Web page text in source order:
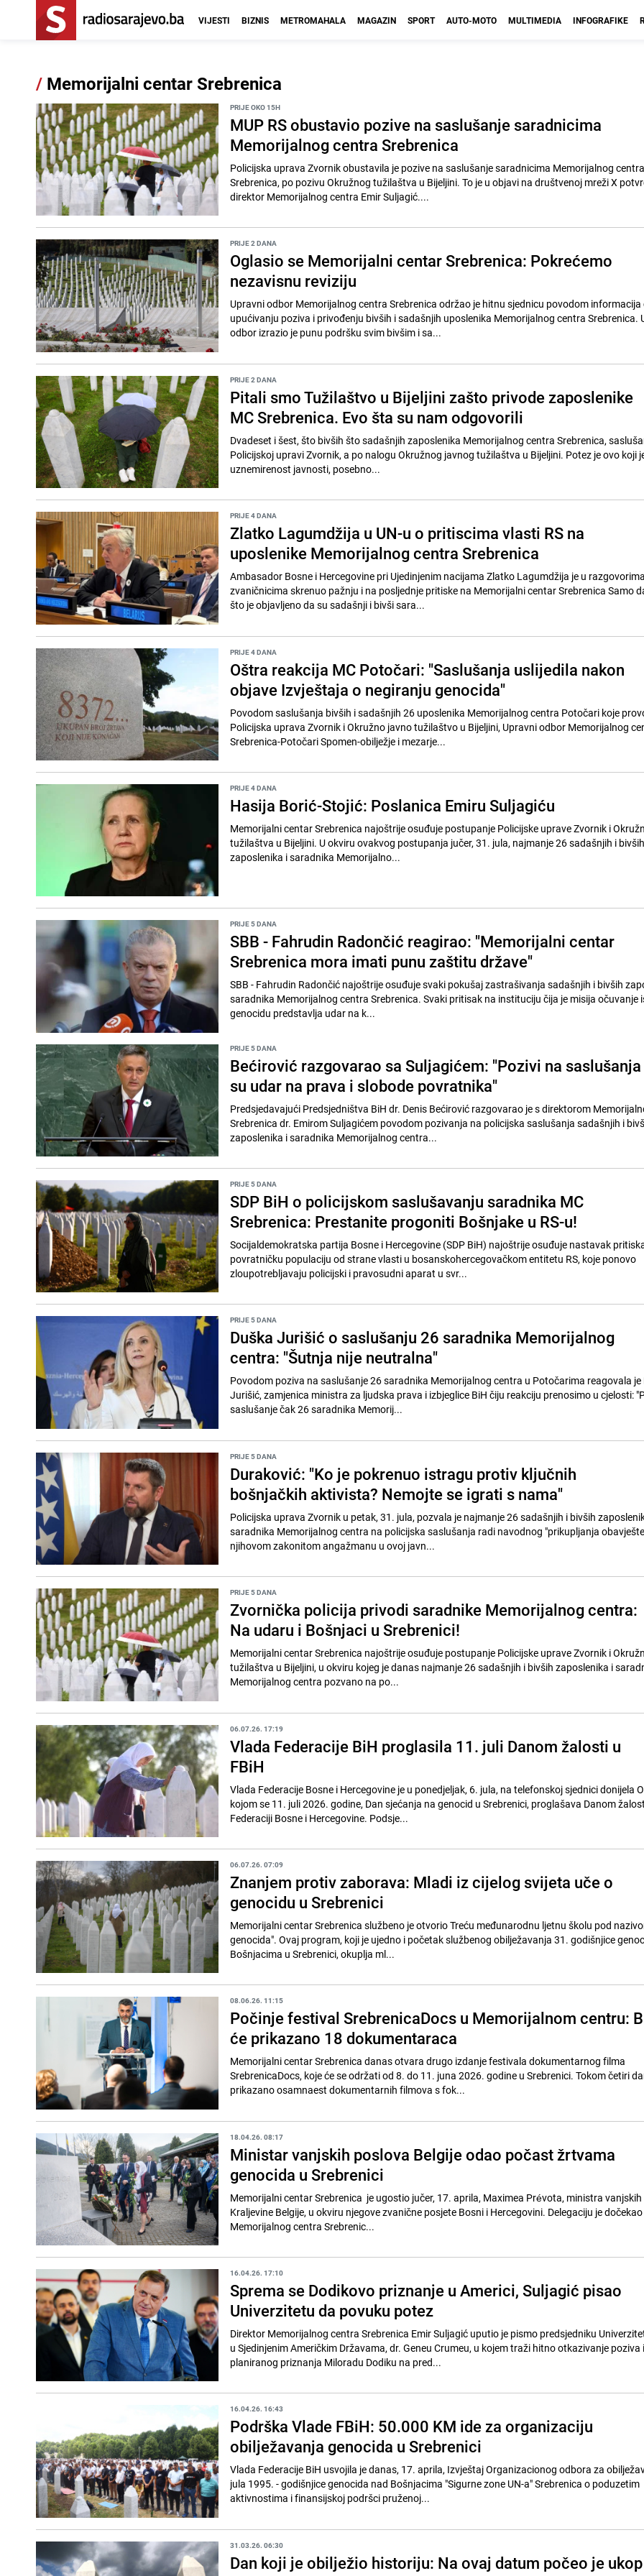
VIJESTI BIZNIS METROMAHALA MAGAZIN SPORT AUTO-MOTO MULTIMEDIA INFOGRAFIKE
/ Memorijalni centar Srebrenica
PRIJE OKO 15H
MUP RS obustavio pozive na saslušanje saradnicima
Memorijalnog centra Srebrenica
Policijska uprava Zvornik obustavila je pozive na saslušanje saradnicima Memorijalnog centra
Srebrenica, po pozivu Okružnog tužilaštva u Bijeljini. To je u objavi na društvenoj mreži X
direktor Memorijalnog centra Emir Suljagić....
PRIJE 2 DANA
Oglasio se Memorijalni centar Srebrenica: Pokrećemo
nezavisnu reviziju
Upravni odbor Memorijalnog centra Srebrenica održao je hitnu sjednicu povodom informacija
upućivanju poziva i privođenju bivših i sadašnjih uposlenika Memorijalnog centra Srebrenica.
odbor izrazio je punu podršku svim bivšim i sa...
PRIJE 2 DANA
Pitali smo Tužilaštvo u Bijeljini zašto privode zaposlenike
MC Srebrenica. Evo šta su nam odgovorili
Dvadeset i šest, što bivših što sadašnjih zaposlenika Memorijalnog centra Srebrenica,
Policijskoj upravi Zvornik, a po nalogu Okružnog javnog tužilaštva u Bijeljini. Potez je ovo koji
uznemirenost javnosti, posebno...
PRIJE 4 DANA
Zlatko Lagumdžija u UN-u o pritiscima vlasti RS na
uposlenike Memorijalnog centra Srebrenica
Ambasador Bosne i Hercegovine pri Ujedinjenim nacijama Zlatko Lagumdžija je u
zvaničnicima skrenuo pažnju i na posljednje pritiske na Memorijalni centar Srebrenica Samo
što je objavljeno da su sadašnji i bivši sara...
PRIJE 4 DANA
Oštra reakcija MC Potočari: "Saslušanja uslijedila nakon
objave Izvještaja o negiranju genocida"
Povodom saslušanja bivših i sadašnjih 26 uposlenika Memorijalnog centra Potočari koje
Policijska uprava Zvornik i Okružno javno tužilaštvo u Bijeljini, Upravni odbor Memorijalnog
Srebrenica-Potočari Spomen-obilježje i mezarje...
PRIJE 4 DANA
Hasija Borić-Stojić: Poslanica Emiru Suljagiću
Memorijalni centar Srebrenica najoštrije osuđuje postupanje Policijske uprave Zvornik i
tužilaštva u Bijeljini. U okviru ovakvog postupanja jučer, 31. jula, najmanje 26 sadašnjih i bivših
zaposlenika i saradnika Memorijalno...
PRIJE 5 DANA
SBB - Fahrudin Radončić reagirao: "Memorijalni centar
Srebrenica mora imati punu zaštitu države"
SBB - Fahrudin Radončić najoštrije osuđuje svaki pokušaj zastrašivanja sadašnjih i bivših
saradnika Memorijalnog centra Srebrenica. Svaki pritisak na instituciju čija je misija očuvanje
genocidu predstavlja udar na k...
PRIJE 5 DANA
Bećirović razgovarao sa Suljagićem: "Pozivi na saslušanja
su udar na prava i slobode povratnika"
Predsjedavajući Predsjedništva BiH dr. Denis Bećirović razgovarao je s direktorom
Srebrenica dr. Emirom Suljagićem povodom pozivanja na policijska saslušanja sadašnjih i
zaposlenika i saradnika Memorijalnog centra...
PRIJE 5 DANA
SDP BiH o policijskom saslušavanju saradnika MC
Srebrenica: Prestanite progoniti Bošnjake u RS-u!
Socijaldemokratska partija Bosne i Hercegovine (SDP BiH) najoštrije osuđuje nastavak
povratničku populaciju od strane vlasti u bosanskohercegovačkom entitetu RS, koje ponovo
zloupotrebljavaju policijski i pravosudni aparat u svr...
PRIJE 5 DANA
Duška Jurišić o saslušanju 26 saradnika Memorijalnog
centra: "Šutnja nije neutralna"
Povodom poziva na saslušanje 26 saradnika Memorijalnog centra u Potočarima reagovala je
Jurišić, zamjenica ministra za ljudska prava i izbjeglice BiH čiju reakciju prenosimo u cjelosti:
saslušanje čak 26 saradnika Memorij...
PRIJE 5 DANA
Duraković: "Ko je pokrenuo istragu protiv ključnih
bošnjačkih aktivista? Nemojte se igrati s nama"
Policijska uprava Zvornik u petak, 31. jula, pozvala je najmanje 26 sadašnjih i bivših
saradnika Memorijalnog centra na policijska saslušanja radi navodnog "prikupljanja
njihovom zakonitom angažmanu u ovoj javn...
PRIJE 5 DANA
Zvornička policija privodi saradnike Memorijalnog centra:
Na udaru i Bošnjaci u Srebrenici!
Memorijalni centar Srebrenica najoštrije osuđuje postupanje Policijske uprave Zvornik i
tužilaštva u Bijeljini, u okviru kojeg je danas najmanje 26 sadašnjih i bivših zaposlenika i
Memorijalnog centra pozvano na po...
06.07.26. 17:19
Vlada Federacije BiH proglasila 11. juli Danom žalosti u
FBiH
Vlada Federacije Bosne i Hercegovine je u ponedjeljak, 6. jula, na telefonskoj sjednici donijela
kojom se 11. juli 2026. godine, Dan sjećanja na genocid u Srebrenici, proglašava Danom
Federaciji Bosne i Hercegovine. Podsje...
06.07.26. 07:09
Znanjem protiv zaborava: Mladi iz cijelog svijeta uče o
genocidu u Srebrenici
Memorijalni centar Srebrenica službeno je otvorio Treću međunarodnu ljetnu školu pod
genocida". Ovaj program, koji je ujedno i početak službenog obilježavanja 31. godišnjice
Bošnjacima u Srebrenici, okuplja ml...
08.06.26. 11:15
Počinje festival SrebrenicaDocs u Memorijalnom centru:
će prikazano 18 dokumentaraca
Memorijalni centar Srebrenica danas otvara drugo izdanje festivala dokumentarnog filma
SrebrenicaDocs, koje će se održati od 8. do 11. juna 2026. godine u Srebrenici. Tokom četiri
prikazano osamnaest dokumentarnih filmova s fok...
18.04.26. 08:17
Ministar vanjskih poslova Belgije odao počast žrtvama
genocida u Srebrenici
Memorijalni centar Srebrenica je ugostio jučer, 17. aprila, Maximea Prévota, ministra
Kraljevine Belgije, u okviru njegove zvanične posjete Bosni i Hercegovini. Delegaciju je
Memorijalnog centra Srebrenic...
16.04.26. 17:10
Sprema se Dodikovo priznanje u Americi, Suljagić pisao
Univerzitetu da povuku potez
Direktor Memorijalnog centra Srebrenica Emir Suljagić uputio je pismo predsjedniku
u Sjedinjenim Američkim Državama, dr. Geneu Crumeu, u kojem traži hitno otkazivanje poziva i
planiranog priznanja Miloradu Dodiku na pred...
16.04.26. 16:43
Podrška Vlade FBiH: 50.000 KM ide za organizaciju
obilježavanja genocida u Srebrenici
Vlada Federacije BiH usvojila je danas, 17. aprila, Izvještaj Organizacionog odbora za
jula 1995. - godišnjice genocida nad Bošnjacima "Sigurne zone UN-a" Srebrenica o poduzetim
aktivnostima i finansijskoj podršci pruženoj...
31.03.26. 06:30
Dan koji je obilježio historiju: Na ovaj datum počeo je ukop